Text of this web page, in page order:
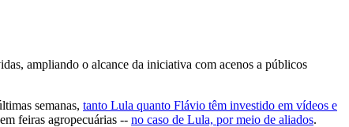
ampliando o alcance da iniciativa com acenos a públicos
semanas, tanto Lula quanto Flávio têm investido em vídeos e
feiras agropecuárias -- no caso de Lula, por meio de aliados.